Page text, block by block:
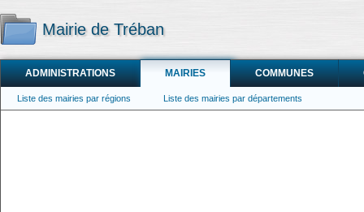
Mairie de Tréban
ADMINISTRATIONS MAIRIES COMMUNES
Liste des mairies par régions Liste des mairies par départements